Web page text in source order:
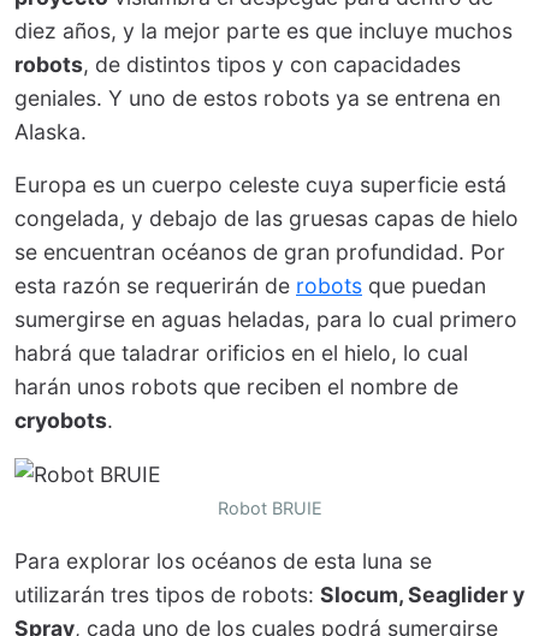
diez años, y la mejor parte es que incluye muchos
robots, de distintos tipos y con capacidades
geniales. Y uno de estos robots ya se entrena en
Alaska.
Europa es un cuerpo celeste cuya superficie está
congelada, y debajo de las gruesas capas de hielo
se encuentran océanos de gran profundidad. Por
esta razón se requerirán de robots que puedan
sumergirse en aguas heladas, para lo cual primero
habrá que taladrar orificios en el hielo, lo cual
harán unos robots que reciben el nombre de
cryobots.
Robot BRUIE
Para explorar los océanos de esta luna se
utilizarán tres tipos de robots: Slocum, Seaglider y
Spray, cada uno de los cuales podrá sumergirse